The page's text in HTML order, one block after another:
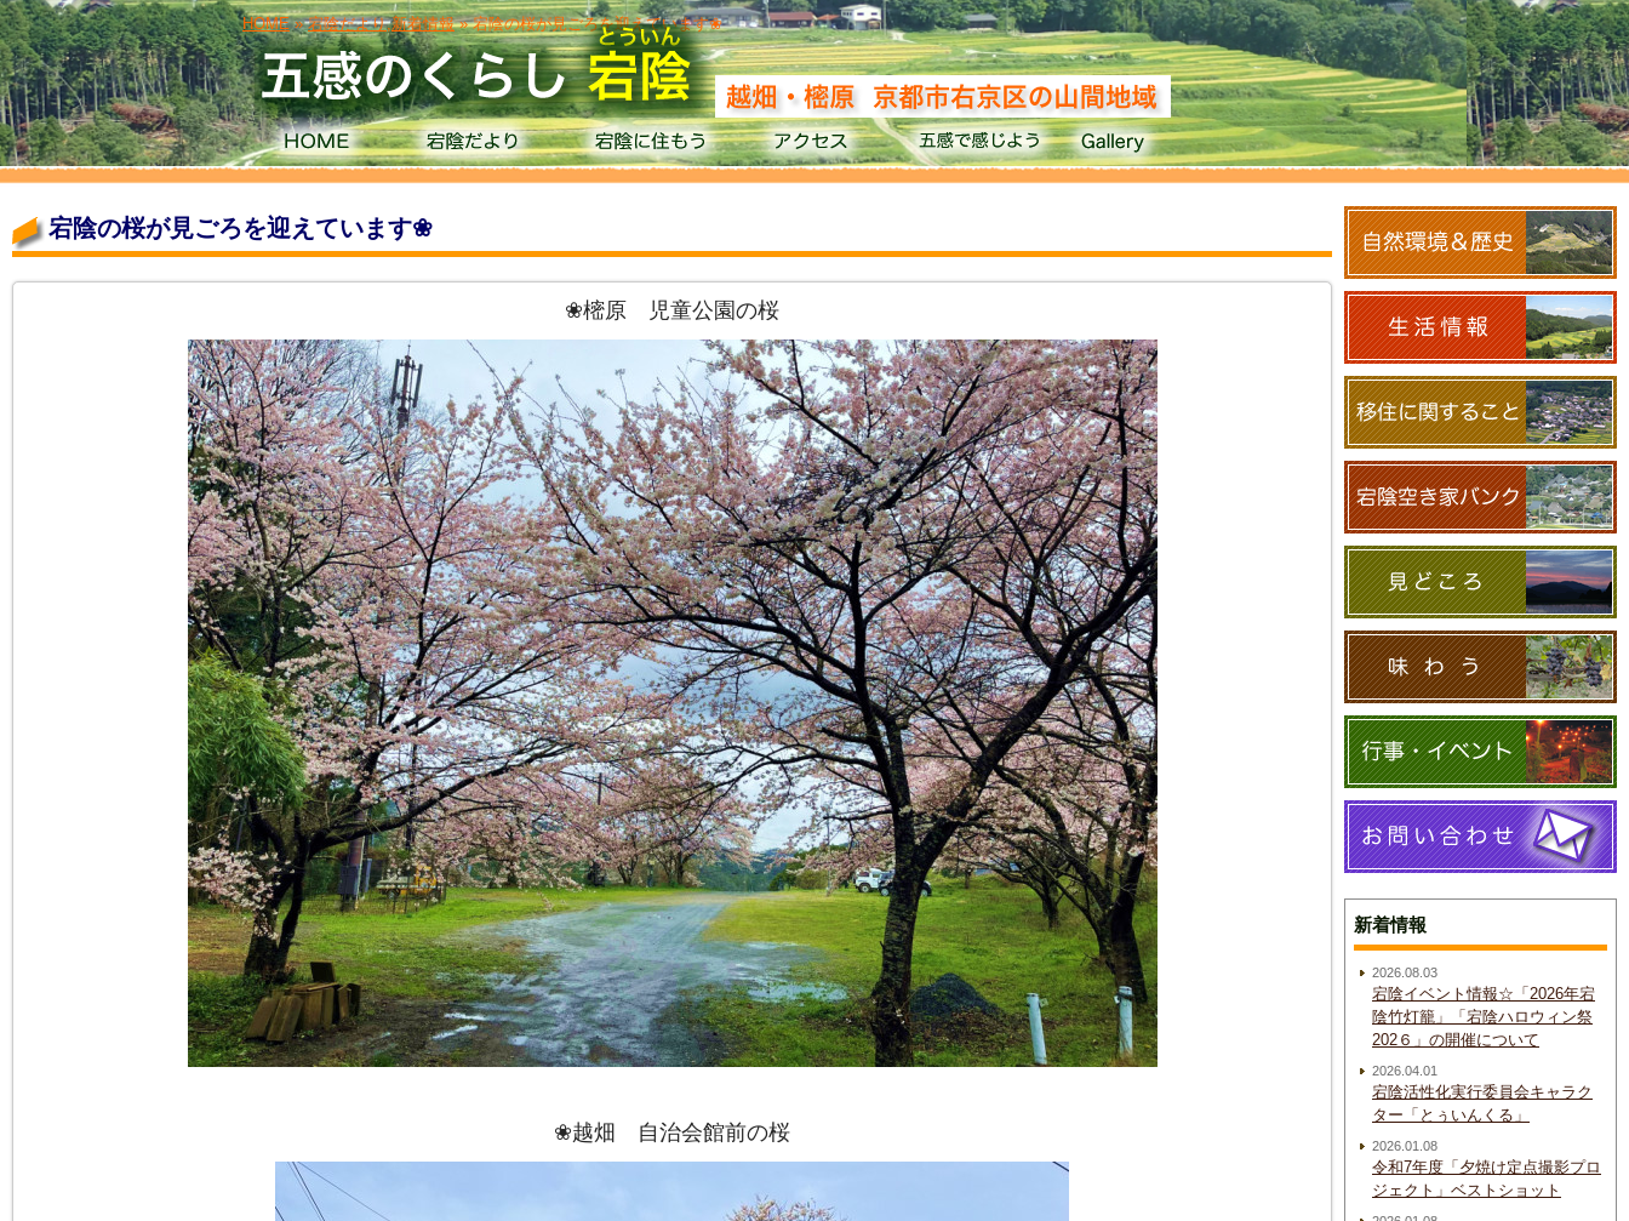
HOME»宕陰だより,新着情報» 宕陰の桜が見ごろを迎えています❀
宕陰の桜が見ごろを迎えています❀
❀樒原 児童公園の桜
❀越畑 自治会館前の桜
新着情報
2026.08.03
宕陰イベント情報☆「2026年宕
陰竹灯籠」「宕陰ハロウィン祭
202６」の開催について
2026.04.01
宕陰活性化実行委員会キャラク
ター「とぅいんくる」
2026.01.08
令和7年度「夕焼け定点撮影プロ
ジェクト」ベストショット